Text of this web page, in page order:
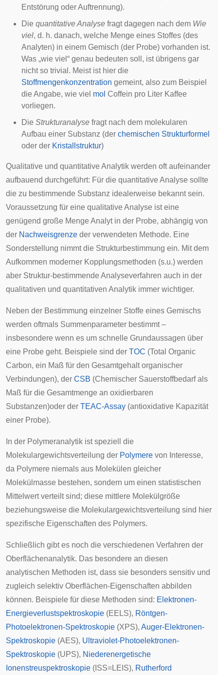
Entstörung oder Auftrennung).
Die quantitative Analyse fragt dagegen nach dem Wie
viel, d. h. danach, welche Menge eines Stoffes (des
Analyten) in einem Gemisch (der Probe) vorhanden ist.
Was „wie viel“ genau bedeuten soll, ist übrigens gar
nicht so trivial. Meist ist hier die
Stoffmengenkonzentration gemeint, also zum Beispiel
die Angabe, wie viel mol Coffein pro Liter Kaffee
vorliegen.
Die Strukturanalyse fragt nach dem molekularen
Aufbau einer Substanz (der chemischen Strukturformel
oder der Kristallstruktur)
Qualitative und quantitative Analytik werden oft aufeinander
aufbauend durchgeführt: Für die quantitative Analyse sollte
die zu bestimmende Substanz idealerweise bekannt sein.
Voraussetzung für eine qualitative Analyse ist eine
genügend große Menge Analyt in der Probe, abhängig von
der Nachweisgrenze der verwendeten Methode. Eine
Sonderstellung nimmt die Strukturbestimmung ein. Mit dem
Aufkommen moderner Kopplungsmethoden (s.u.) werden
aber Struktur-bestimmende Analyseverfahren auch in der
qualitativen und quantitativen Analytik immer wichtiger.
Neben der Bestimmung einzelner Stoffe eines Gemischs
werden oftmals Summenparameter bestimmt –
insbesondere wenn es um schnelle Grundaussagen über
eine Probe geht. Beispiele sind der TOC (Total Organic
Carbon, ein Maß für den Gesamtgehalt organischer
Verbindungen), der CSB (Chemischer Sauerstoffbedarf als
Maß für die Gesamtmenge an oxidierbaren
Substanzen)oder der TEAC-Assay (antioxidative Kapazität
einer Probe).
In der Polymeranalytik ist speziell die
Molekulargewichtsverteilung der Polymere von Interesse,
da Polymere niemals aus Molekülen gleicher
Molekülmasse bestehen, sondern um einen statistischen
Mittelwert verteilt sind; diese mittlere Molekülgröße
beziehungsweise die Molekulargewichtsverteilung sind hier
spezifische Eigenschaften des Polymers.
Schließlich gibt es noch die verschiedenen Verfahren der
Oberflächenanalytik. Das besondere an diesen
analytischen Methoden ist, dass sie besonders sensitiv und
zugleich selektiv Oberflächen-Eigenschaften abbilden
können. Beispiele für diese Methoden sind: Elektronen-
Energieverlustspektroskopie (EELS), Röntgen-
Photoelektronen-Spektroskopie (XPS), Auger-Elektronen-
Spektroskopie (AES), Ultraviolet-Photoelektronen-
Spektroskopie (UPS), Niederenergetische
Ionenstreuspektroskopie (ISS=LEIS), Rutherford